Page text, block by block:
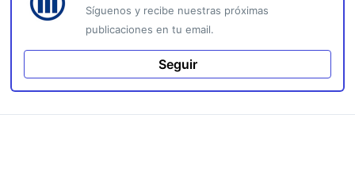
Síguenos y recibe nuestras próximas
publicaciones en tu email.
Seguir